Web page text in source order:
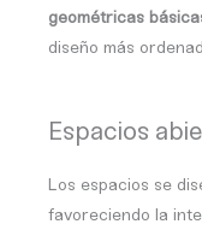
geométricas
diseño más
Espacios
Los espacios se
favoreciendo la